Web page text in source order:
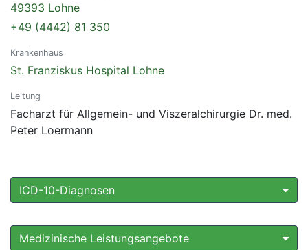
49393 Lohne
+49 (4442) 81 350
Krankenhaus
St. Franziskus Hospital Lohne
Leitung
Facharzt für Allgemein- und Viszeralchirurgie Dr. med.
Peter Loermann
ICD-10-Diagnosen
Medizinische Leistungsangebote